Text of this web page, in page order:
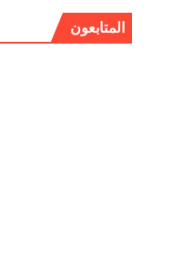
المتابعون